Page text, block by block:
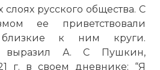
слоях русского общества. С
ее приветствовали
к ним круги.
выразил А. С Пушкин,
г. в своем дневнике: “Я